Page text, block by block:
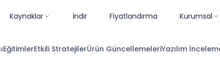
Kaynaklar İndir Fiyatlandırma Kurumsal
EğitimlerEtkili StratejilerÜrün GüncellemeleriYazılım